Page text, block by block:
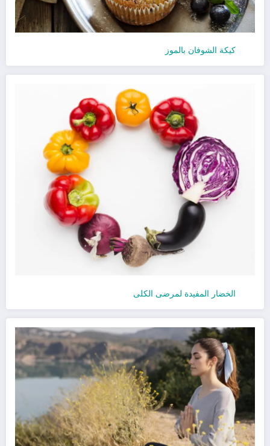
كيكة الشوفان بالموز
الخضار المفيدة لمرضى الكلى